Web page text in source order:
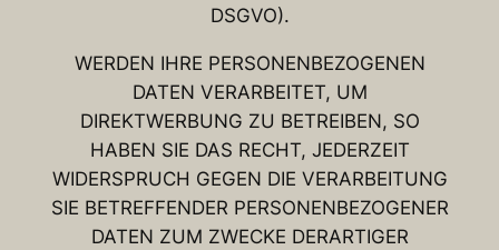
DSGVO).
WERDEN IHRE PERSONENBEZOGENEN
DATEN VERARBEITET, UM
DIREKTWERBUNG ZU BETREIBEN, SO
HABEN SIE DAS RECHT, JEDERZEIT
WIDERSPRUCH GEGEN DIE VERARBEITUNG
SIE BETREFFENDER PERSONENBEZOGENER
DATEN ZUM ZWECKE DERARTIGER